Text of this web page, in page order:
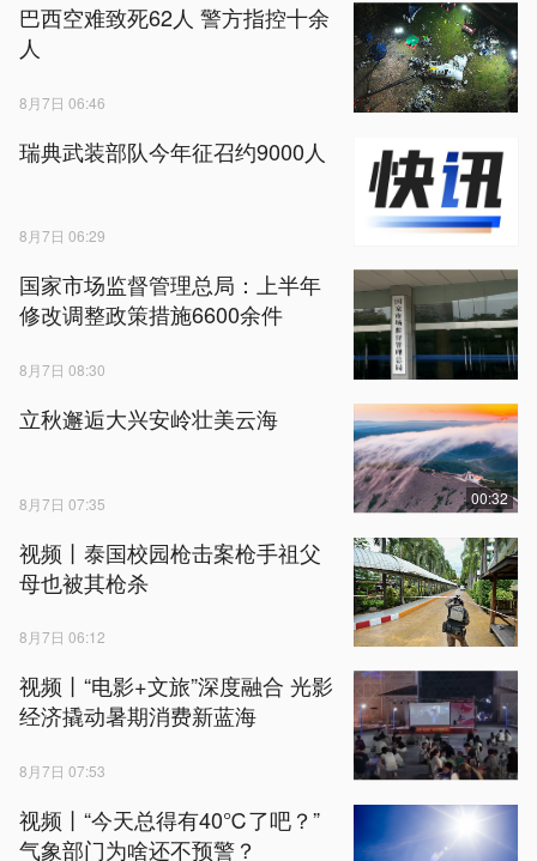
巴西空难致死62人 警方指控十余
人
8月7日 06:46
瑞典武装部队今年征召约9000人
8月7日 06:29
国家市场监督管理总局：上半年
修改调整政策措施6600余件
8月7日 08:30
立秋邂逅大兴安岭壮美云海
8月7日 07:35 00:32
视频丨泰国校园枪击案枪手祖父
母也被其枪杀
8月7日 06:12
视频丨“电影+文旅”深度融合 光影
经济撬动暑期消费新蓝海
8月7日 07:53
视频丨“今天总得有40℃了吧？”
气象部门为啥还不预警？